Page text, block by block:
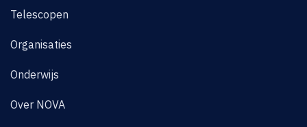
Telescopen
Organisaties
Onderwijs
Over NOVA